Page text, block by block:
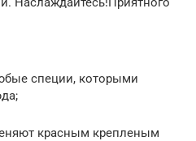
специи, которыми
красным крепленым